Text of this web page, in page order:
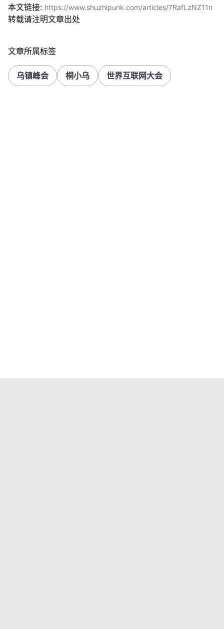
本文链接: https://www.shuzhipunk.com/articles/7RafLzNZ11n
转载请注明文章出处
文章所属标签
乌镇峰会 桐小乌 世界互联网大会